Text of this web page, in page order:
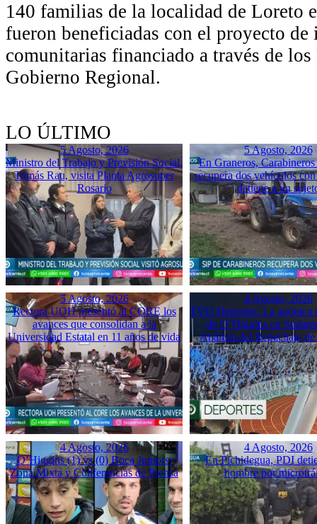
140 familias de la localidad de Loreto
fueron beneficiadas con el proyecto de
comunitarias financiado a través de
Gobierno Regional.
LO ÚLTIMO
5 Agosto, 2026
Ministro del Trabajo y Previsión Social,
Tomás Rau, visita Planta Agrosuper
Rosario
5 Agosto, 2026
En Graneros,
recupera dos vehículos
detiene a un
5 Agosto, 2026
Rectora UOH presentó al CORE los
avances que consolidan a la
Universidad Estatal en 11 años de vida
4 Agosto, 2026
TVO Deportes: La agónica
de O’Higgins en
Análisis del Repechaje de
4 Agosto, 2026
O’Higgins (1) vs (0) Boca Juniors:
Zona Mixta y Conferencias de Prensa
4 Agosto, 2026
En Pichidegua, PDI
hombre por